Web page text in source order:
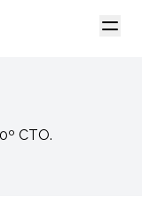
CTO.